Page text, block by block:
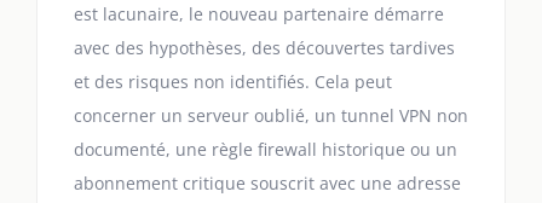
est lacunaire, le nouveau partenaire démarre
avec des hypothèses, des découvertes tardives
et des risques non identifiés. Cela peut
concerner un serveur oublié, un tunnel VPN non
documenté, une règle firewall historique ou un
abonnement critique souscrit avec une adresse